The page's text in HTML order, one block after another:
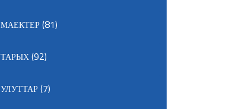
МАЕКТЕР(81)
ТАРЫХ(92)
УЛУТТАР(7)